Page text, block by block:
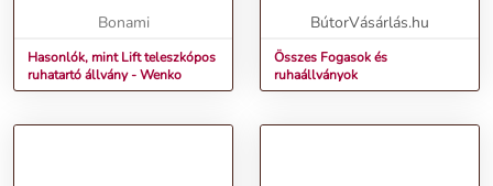
Bonami
Hasonlók, mint Lift teleszkópos
ruhatartó állvány - Wenko
BútorVásárlás.hu
Összes Fogasok és
ruhaállványok